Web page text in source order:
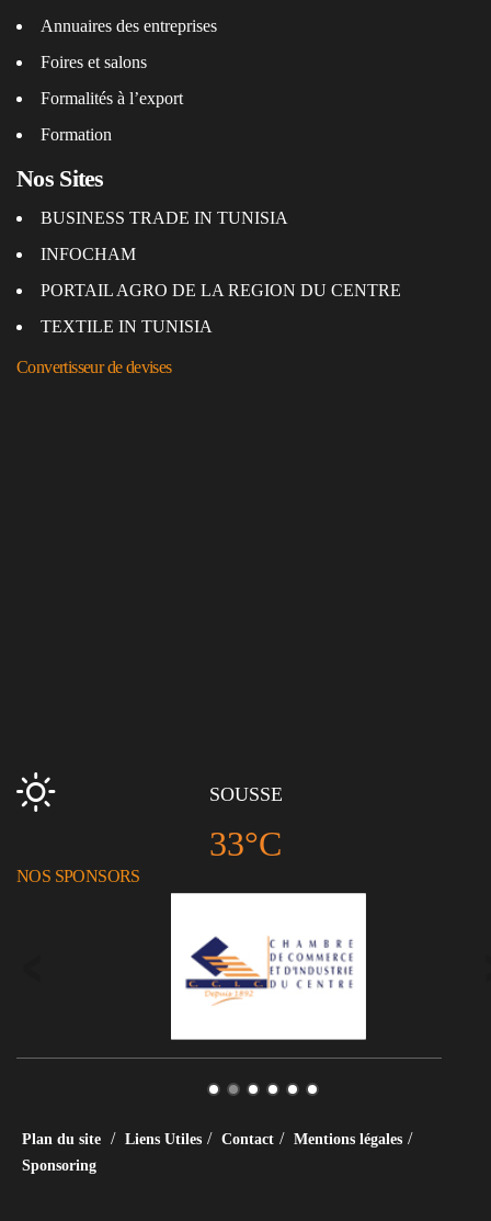
Annuaires des entreprises
Foires et salons
Formalités à l’export
Formation
Nos Sites
BUSINESS TRADE IN TUNISIA
INFOCHAM
PORTAIL AGRO DE LA REGION DU CENTRE
TEXTILE IN TUNISIA
Convertisseur de devises
SOUSSE
33°C
NOS SPONSORS
Plan du site / Liens Utiles / Contact / Mentions légales /
Sponsoring